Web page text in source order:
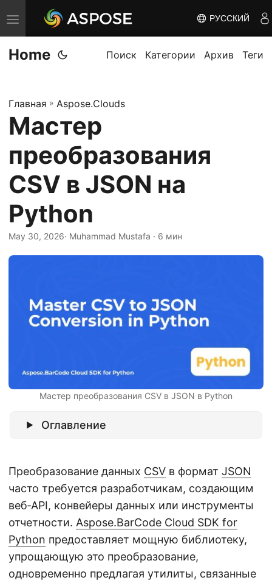
П
е
р
л
ю
и
т
ь
н
а
в
и
РУССКИЙ
Home Поиск Категории Архив Теги
Главная » Aspose.Clouds
Мастер
преобразования
CSV в JSON на
Python
May 30, 2026· Muhammad Mustafa · 6 мин
Мастер преобразования CSV в JSON в Python
Оглавление
Преобразование данных CSV в формат JSON
часто требуется разработчикам, создающим
веб‑API, конвейеры данных или инструменты
отчетности. Aspose.BarCode Cloud SDK for
Python предоставляет мощную библиотеку,
упрощающую это преобразование,
одновременно предлагая утилиты, связанные